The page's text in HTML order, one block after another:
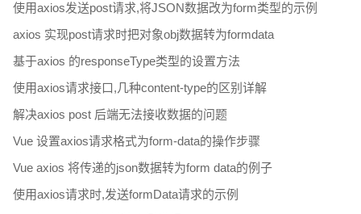
使用axios发送post请求,将JSON数据改为form类型的示例
axios 实现post请求时把对象obj数据转为formdata
基于axios 的responseType类型的设置方法
使用axios请求接口,几种content-type的区别详解
解决axios post 后端无法接收数据的问题
Vue 设置axios请求格式为form-data的操作步骤
Vue axios 将传递的json数据转为form data的例子
使用axios请求时,发送formData请求的示例